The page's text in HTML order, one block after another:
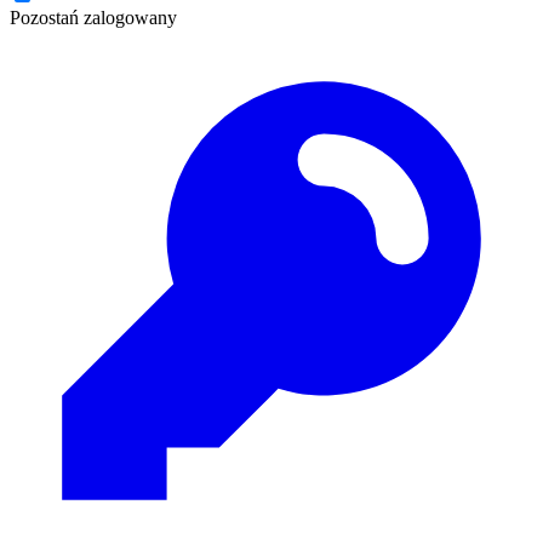
Pozostań zalogowany